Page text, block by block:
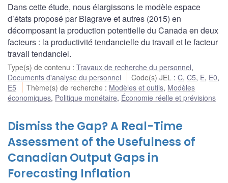
Dans cette étude, nous élargissons le modèle espace
d’états proposé par Blagrave et autres (2015) en
décomposant la production potentielle du Canada en deux
facteurs : la productivité tendancielle du travail et le facteur
travail tendanciel.
Type(s) de contenu : Travaux de recherche du personnel,
Documents d'analyse du personnel
Code(s) JEL :C,C5, E, E0,
E5
Thème(s) de recherche : Modèles et outils, Modèles
économiques, Politique monétaire, Économie réelle et prévisions
Dismiss the Gap? A Real-Time
Assessment of the Usefulness of
Canadian Output Gaps in
Forecasting Inflation